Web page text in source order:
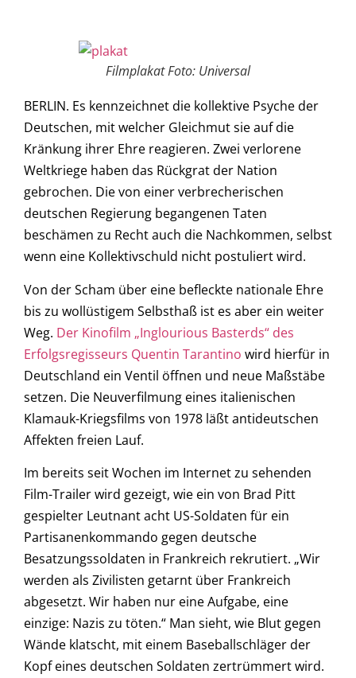
Filmplakat Foto: Universal
BERLIN. Es kennzeichnet die kollektive Psyche der
Deutschen, mit welcher Gleichmut sie auf die
Kränkung ihrer Ehre reagieren. Zwei verlorene
Weltkriege haben das Rückgrat der Nation
gebrochen. Die von einer verbrecherischen
deutschen Regierung begangenen Taten
beschämen zu Recht auch die Nachkommen, selbst
wenn eine Kollektivschuld nicht postuliert wird.
Von der Scham über eine befleckte nationale Ehre
bis zu wollüstigem Selbsthaß ist es aber ein weiter
Weg. Der Kinofilm „Inglourious Basterds“ des
Erfolgsregisseurs Quentin Tarantino wird hierfür in
Deutschland ein Ventil öffnen und neue Maßstäbe
setzen. Die Neuverfilmung eines italienischen
Klamauk-Kriegsfilms von 1978 läßt antideutschen
Affekten freien Lauf.
Im bereits seit Wochen im Internet zu sehenden
Film-Trailer wird gezeigt, wie ein von Brad Pitt
gespielter Leutnant acht US-Soldaten für ein
Partisanenkommando gegen deutsche
Besatzungssoldaten in Frankreich rekrutiert. „Wir
werden als Zivilisten getarnt über Frankreich
abgesetzt. Wir haben nur eine Aufgabe, eine
einzige: Nazis zu töten.“ Man sieht, wie Blut gegen
Wände klatscht, mit einem Baseballschläger der
Kopf eines deutschen Soldaten zertrümmert wird.